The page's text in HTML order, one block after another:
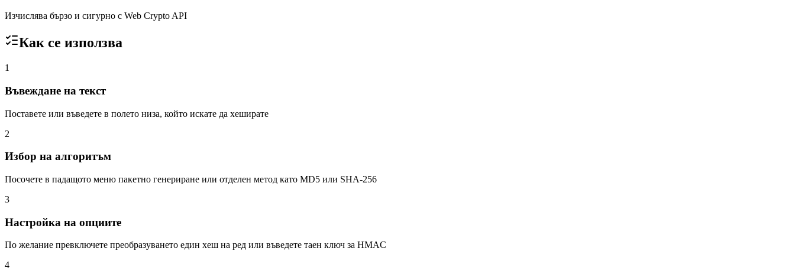
Изчислява бързо и сигурно с Web Crypto API
Как се използва
1
Въвеждане на текст
Поставете или въведете в полето низа, който искате да хеширате
2
Избор на алгоритъм
Посочете в падащото меню пакетно генериране или отделен метод като MD5 или SHA-256
3
Настройка на опциите
По желание превключете преобразуването един хеш на ред или въведете таен ключ за HMAC
4